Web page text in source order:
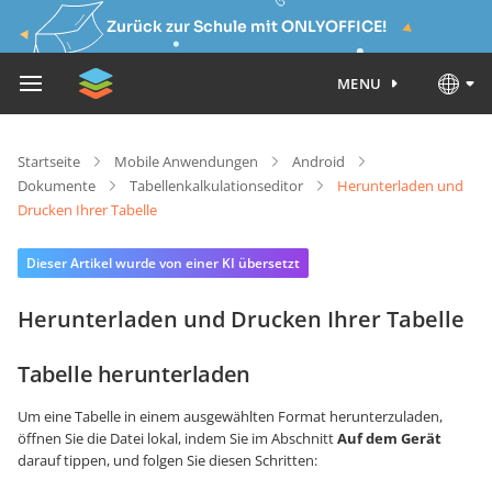
Zurück zur Schule mit ONLYOFFICE!
MENU
Startseite Mobile Anwendungen
Android
Dokumente
Tabellenkalkulationseditor
Herunterladen und
Drucken Ihrer Tabelle
Dieser Artikel wurde von einer KI übersetzt
Herunterladen und Drucken Ihrer Tabelle
Tabelle herunterladen
Um eine Tabelle in einem ausgewählten Format herunterzuladen,
öffnen Sie die Datei lokal, indem Sie im AbschnittAuf dem Gerät
darauf tippen, und folgen Sie diesen Schritten: